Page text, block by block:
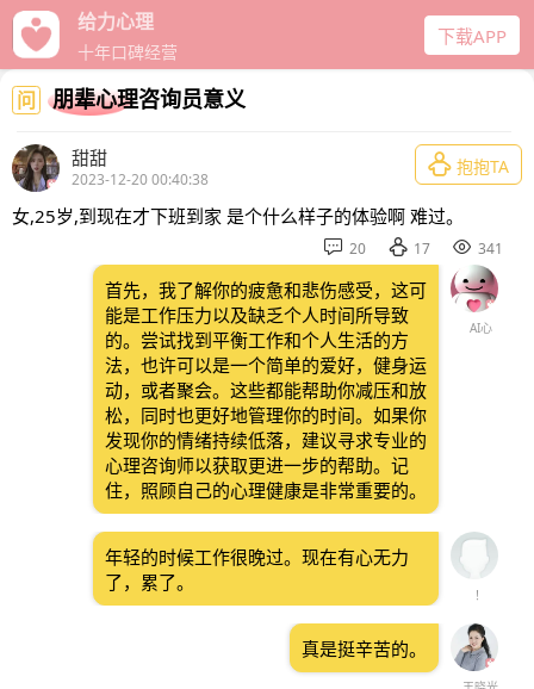
给力心理
十年口碑经营
下载APP
问 朋辈心理咨询员意义
甜甜
2023-12-20 00:40:38
 抱抱TA
女,25岁,到现在才下班到家 是个什么样子的体验啊 难过。
 20  17  341
AI心
首先，我了解你的疲惫和悲伤感受，这可
能是工作压力以及缺乏个人时间所导致
的。尝试找到平衡工作和个人生活的方
法，也许可以是一个简单的爱好，健身运
动，或者聚会。这些都能帮助你减压和放
松，同时也更好地管理你的时间。如果你
发现你的情绪持续低落，建议寻求专业的
心理咨询师以获取更进一步的帮助。记
住，照顾自己的心理健康是非常重要的。
！
年轻的时候工作很晚过。现在有心无力
了，累了。
真是挺辛苦的。